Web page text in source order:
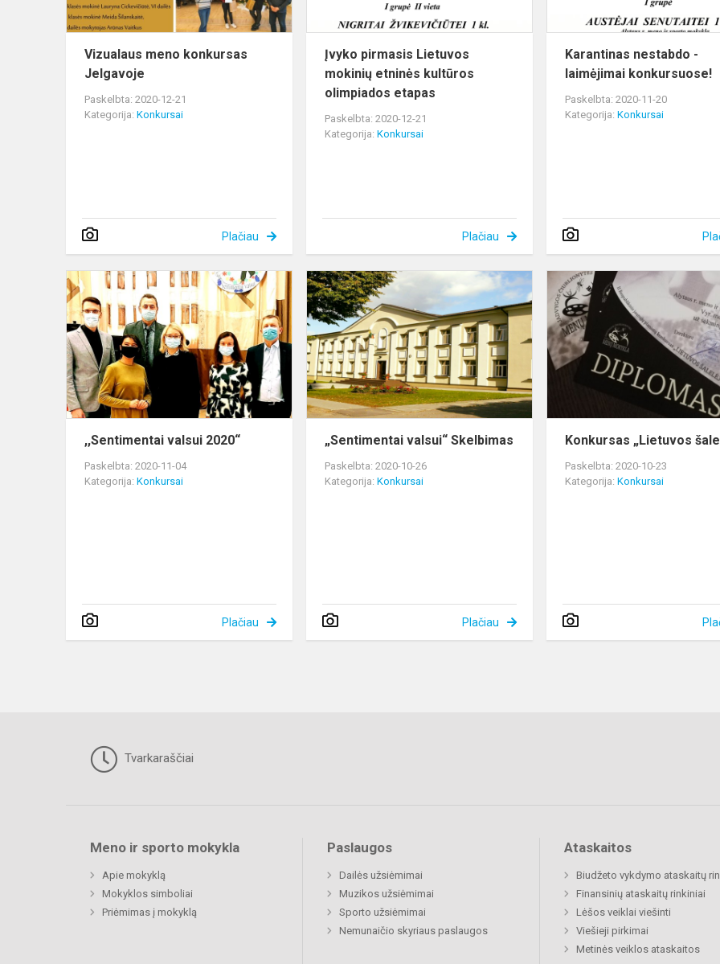
Vizualaus meno konkursas
Jelgavoje
Paskelbta: 2020-12-21
Kategorija: Konkursai
Plačiau
Įvyko pirmasis Lietuvos
mokinių etninės kultūros
olimpiados etapas
Paskelbta: 2020-12-21
Kategorija:Konkursai
Plačiau
Karantinas nestabdo -
laimėjimai konkursuose!
Paskelbta: 2020-11-20
Kategorija:Konkursai
,,Sentimentai
valsui
2020“
,,Sentimentai valsui 2020“
Paskelbta: 2020-11-04
Kategorija: Konkursai
Plačiau
„Sentimentai
valsui“
Skelbimas
„Sentimentai valsui“ Skelbimas
Paskelbta: 2020-10-26
Kategorija:Konkursai
Plačiau
Konkursas „Lietuvos
Paskelbta: 2020-10-23
Kategorija:Konkursai
Tvarkaraščiai
Meno ir sporto mokykla
Apie mokyklą
Mokyklos simboliai
Priėmimas į mokyklą
Paslaugos
Dailės užsiėmimai
Muzikos užsiėmimai
Sporto užsiėmimai
Nemunaičio skyriaus paslaugos
Ataskaitos
Biudžeto vykdymo ataskaitų
Finansinių ataskaitų rinkiniai
Lėšos veiklai viešinti
Viešieji pirkimai
Metinės veiklos ataskaitos